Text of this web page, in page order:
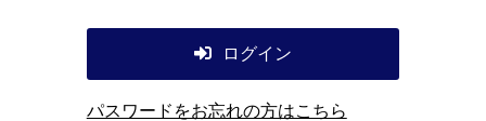
ログイン
パスワードをお忘れの方はこちら